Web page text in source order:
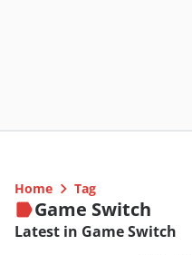
Home Tag
Game Switch
Latest in Game Switch